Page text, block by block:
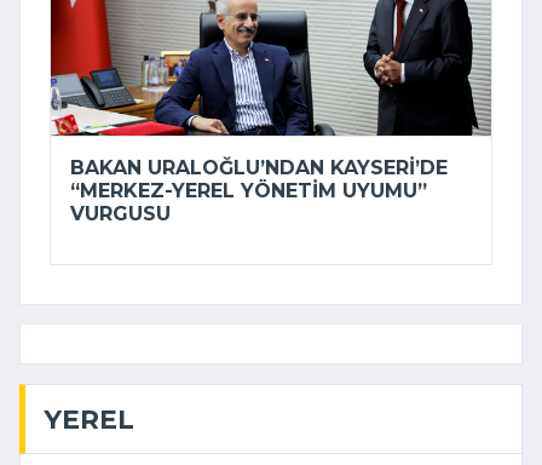
BAKAN URALOĞLU’NDAN KAYSERI’DE
“MERKEZ-YEREL YÖNETIM UYUMU”
VURGUSU
YEREL